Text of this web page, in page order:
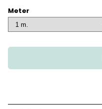
Meter